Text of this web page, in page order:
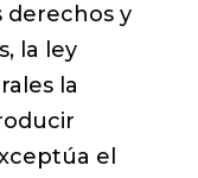
derechos y
la ley
la
el